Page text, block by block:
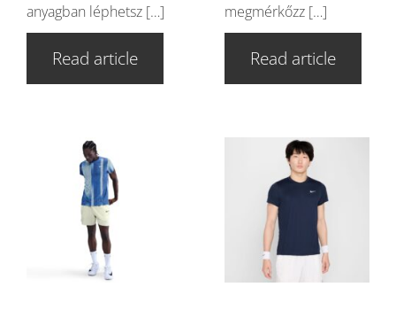
anyagban léphetsz […]
Read article
megmérkőzz […]
Read article